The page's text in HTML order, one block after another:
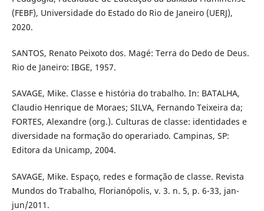
(FEBF), Universidade do Estado do Rio de Janeiro (UERJ),
2020.
SANTOS, Renato Peixoto dos. Magé: Terra do Dedo de Deus.
Rio de Janeiro: IBGE, 1957.
SAVAGE, Mike. Classe e história do trabalho. In: BATALHA,
Claudio Henrique de Moraes; SILVA, Fernando Teixeira da;
FORTES, Alexandre (org.). Culturas de classe: identidades e
diversidade na formação do operariado. Campinas, SP:
Editora da Unicamp, 2004.
SAVAGE, Mike. Espaço, redes e formação de classe. Revista
Mundos do Trabalho, Florianópolis, v. 3. n. 5, p. 6-33, jan-
jun/2011.